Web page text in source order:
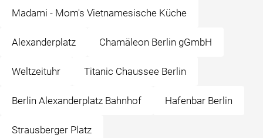
Madami - Mom's Vietnamesische Küche
Alexanderplatz Chamäleon Berlin gGmbH
Weltzeituhr Titanic Chaussee Berlin
Berlin Alexanderplatz Bahnhof Hafenbar Berlin
Strausberger Platz